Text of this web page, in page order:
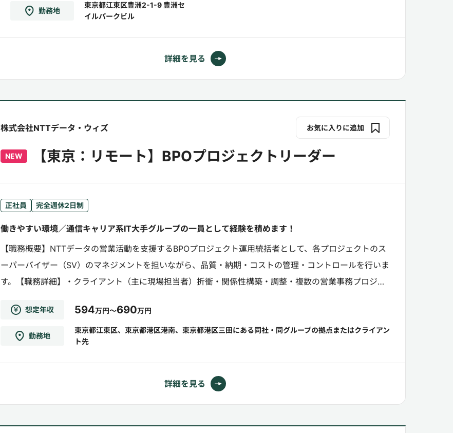
業活動を支援するBPO／BPS組織のマネージャ
ーとして、クライアント折衝／プロジェクト立
ち上げ／プロジェクト／人材マネジメントなど
勤務地
東京都江東区豊洲2-1-9 豊洲セ
イルパークビル
詳細を見る
株式会社NTTデータ・ウィズ
NEW 【東京：リモート】BPOプロジェクトリーダー
正社員 完全週休2日制
働きやすい環境／通信キャリア系IT大手グループの一員として経験を積めます！
【職務概要】NTTデータの営業活動を支援するBPOプロジェクト運用統括者として、各プロジェクトのス
ーパーバイザー（SV）のマネジメントを担いながら、品質・納期・コストの管理・コントロールを行いま
す。【職務詳細】・クライアント（主に現場担当者）折衝・関係性構築・調整・複数の営業事務プロジェ
想定年収 594万円～690万円
勤務地
東京都江東区、東京都港区港南、東京都港区三田にある同社・同グループの拠点またはクライアン
ト先
お気に入りに追加
詳細を見る